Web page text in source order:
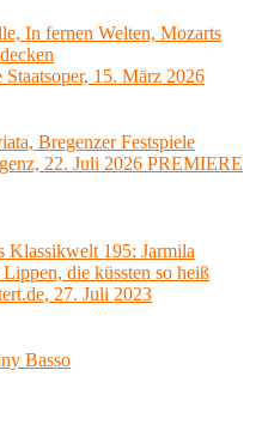
In fernen Welten, Mozarts
Staatsoper, 15. März 2026
Bregenzer Festspiele
22. Juli 2026 PREMIERE
Klassikwelt 195: Jarmila
die küssten so heiß
27. Juli 2023
Basso